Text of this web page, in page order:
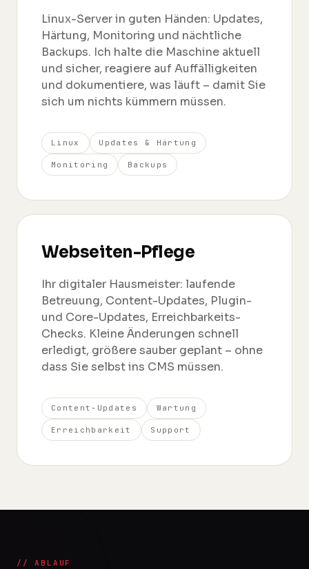
Linux-Server in guten Händen: Updates,
Härtung, Monitoring und nächtliche
Backups. Ich halte die Maschine aktuell
und sicher, reagiere auf Auffälligkeiten
und dokumentiere, was läuft – damit Sie
sich um nichts kümmern müssen.
Linux Updates & Härtung
Monitoring Backups
Webseiten-Pflege
Ihr digitaler Hausmeister: laufende
Betreuung, Content-Updates, Plugin-
und Core-Updates, Erreichbarkeits-
Checks. Kleine Änderungen schnell
erledigt, größere sauber geplant – ohne
dass Sie selbst ins CMS müssen.
Content-Updates Wartung
Erreichbarkeit Support
// ABLAUF